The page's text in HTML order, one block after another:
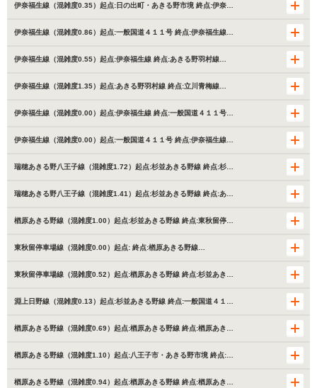
伊奈福生線（混雑度0.35）起点:日の出町・あきる野市境 終点:伊奈…
伊奈福生線（混雑度0.86）起点:一般国道４１１号 終点:伊奈福生線…
伊奈福生線（混雑度0.55）起点:伊奈福生線 終点:あきる野羽村線…
伊奈福生線（混雑度1.35）起点:あきる野羽村線 終点:立川青梅線…
伊奈福生線（混雑度0.00）起点:伊奈福生線 終点:一般国道４１１号…
伊奈福生線（混雑度0.00）起点:一般国道４１１号 終点:伊奈福生線…
瑞穂あきる野八王子線（混雑度1.72）起点:杉並あきる野線 終点:杉…
瑞穂あきる野八王子線（混雑度1.41）起点:杉並あきる野線 終点:あ…
楢原あきる野線（混雑度1.00）起点:杉並あきる野線 終点:東秋留停…
東秋留停車場線（混雑度0.00）起点: 終点:楢原あきる野線…
東秋留停車場線（混雑度0.52）起点:楢原あきる野線 終点:杉並あき…
淵上日野線（混雑度0.13）起点:杉並あきる野線 終点:一般国道４１…
楢原あきる野線（混雑度0.69）起点:楢原あきる野線 終点:楢原あき…
楢原あきる野線（混雑度1.10）起点:八王子市・あきる野市境 終点:…
楢原あきる野線（混雑度0.94）起点:楢原あきる野線 終点:楢原あき…